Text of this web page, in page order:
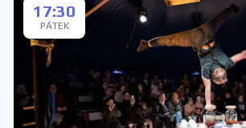
17:30
PÁTEK